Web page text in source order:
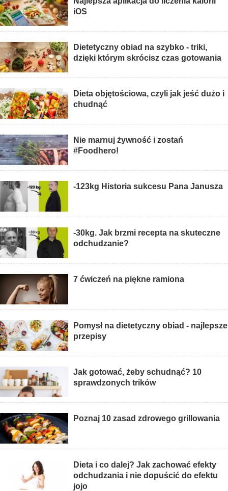
iOS
Dietetyczny obiad na szybko - triki,
dzięki którym skrócisz czas gotowania
Dieta objętościowa, czyli jak jeść dużo i
chudnąć
Nie marnuj żywność i zostań
#Foodhero!
-123kg Historia sukcesu Pana Janusza
-30kg. Jak brzmi recepta na skuteczne
odchudzanie?
7 ćwiczeń na piękne ramiona
Pomysł na dietetyczny obiad - najlepsze
przepisy
Jak gotować, żeby schudnąć? 10
sprawdzonych trików
Poznaj 10 zasad zdrowego grillowania
Dieta i co dalej? Jak zachować efekty
odchudzania i nie dopuścić do efektu
jojo